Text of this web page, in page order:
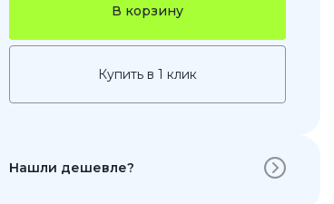
В корзину
Купить в 1 клик
Нашли дешевле?